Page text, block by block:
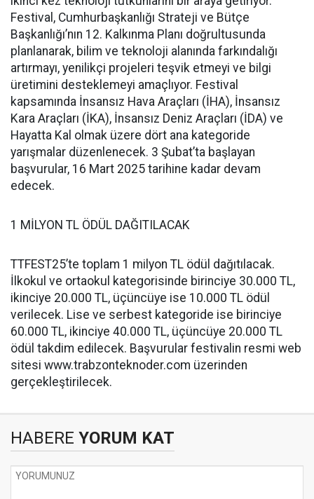
Festival, Cumhurbaşkanlığı Strateji ve Bütçe
Başkanlığı’nın 12. Kalkınma Planı doğrultusunda
planlanarak, bilim ve teknoloji alanında farkındalığı
artırmayı, yenilikçi projeleri teşvik etmeyi ve bilgi
üretimini desteklemeyi amaçlıyor. Festival
kapsamında İnsansız Hava Araçları (İHA), İnsansız
Kara Araçları (İKA), İnsansız Deniz Araçları (İDA) ve
Hayatta Kal olmak üzere dört ana kategoride
yarışmalar düzenlenecek. 3 Şubat’ta başlayan
başvurular, 16 Mart 2025 tarihine kadar devam
edecek.
1 MİLYON TL ÖDÜL DAĞITILACAK
TTFEST25’te toplam 1 milyon TL ödül dağıtılacak.
İlkokul ve ortaokul kategorisinde birinciye 30.000 TL,
ikinciye 20.000 TL, üçüncüye ise 10.000 TL ödül
verilecek. Lise ve serbest kategoride ise birinciye
60.000 TL, ikinciye 40.000 TL, üçüncüye 20.000 TL
ödül takdim edilecek. Başvurular festivalin resmi web
sitesi www.trabzonteknoder.com üzerinden
gerçekleştirilecek.
HABERE YORUM KAT